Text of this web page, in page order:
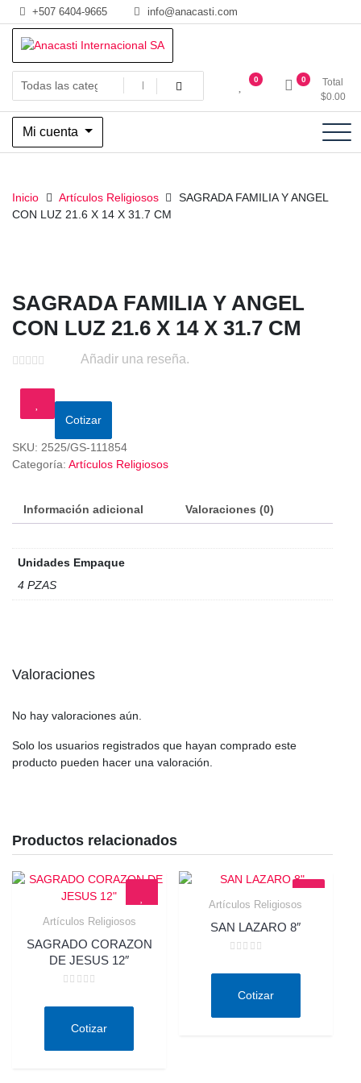
Saltar
al
contenido
+507 6404-9665 info@anacasti.com
Anacasti Internacional SA
Ventas de productos al por mayor de flores y plantas. juguetes,
navidad, religioso y adornos
0 0
Total
$0.00
Mi cuenta
Inicio Artículos Religiosos
SAGRADA FAMILIA Y ANGEL
CON LUZ 21.6 X 14 X 31.7 CM
SAGRADA FAMILIA Y ANGEL
CON LUZ 21.6 X 14 X 31.7 CM
Añadir una reseña.
Cotizar
SKU: 2525/GS-111854
Categoría: Artículos Religiosos
Información adicional Valoraciones (0)
Unidades Empaque
4 PZAS
Valoraciones
No hay valoraciones aún.
Solo los usuarios registrados que hayan comprado este
producto pueden hacer una valoración.
Productos relacionados
Artículos Religiosos
SAGRADO CORAZON
DE JESUS 12″
deCotizar
Artículos Religiosos
SAN LAZARO 8″
deCotizar